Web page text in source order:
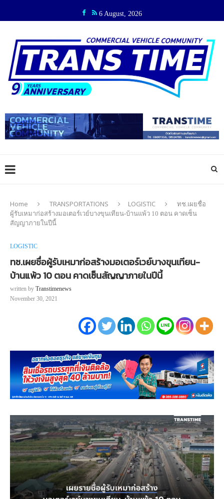
6 August, 2026
Home TRANSPORTATIONS LOGISTIC
ทช.เผยชื่อ
ผู้รับเหมาก่อสร้างมอเตอร์เวย์บางขุนเทียน-บ้านแพ้ว 10 ตอน คาดเซ็น
สัญญาภายในปีนี้
LOGISTIC
ทช.เผยชื่อผู้รับเหมาก่อสร้างมอเตอร์เวย์บางขุนเทียน-
บ้านแพ้ว 10 ตอน คาดเซ็นสัญญาภายในปีนี้
written by Transtimenews
November 30, 2021